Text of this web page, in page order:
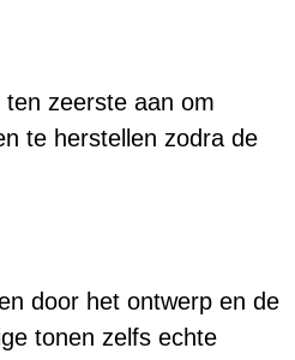
ten zeerste aan om
te herstellen zodra de
door het ontwerp en de
tonen zelfs echte